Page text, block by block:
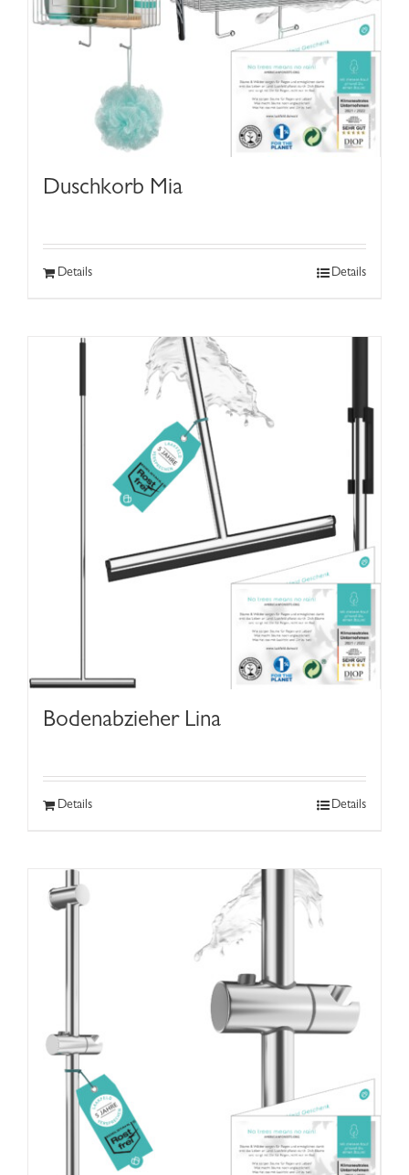
Duschkorb Mia
Details Details
Bodenabzieher Lina
Details Details